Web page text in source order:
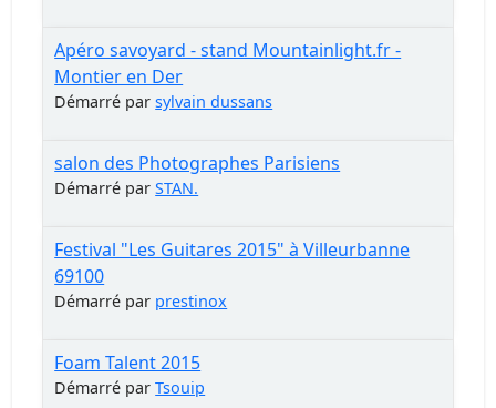
Apéro savoyard - stand Mountainlight.fr -
Montier en Der
Démarré parsylvain dussans
salon des Photographes Parisiens
Démarré parSTAN.
Festival "Les Guitares 2015" à Villeurbanne
69100
Démarré par prestinox
Foam Talent 2015
Démarré parTsouip